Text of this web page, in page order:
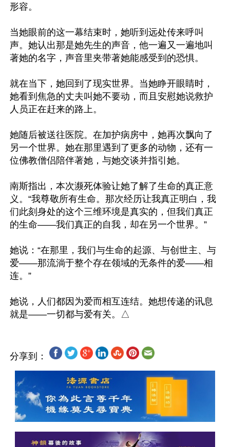
形容。
当她眼前的这一幕结束时，她听到远处传来呼叫
声。她认出那是她先生的声音，他一遍又一遍地叫
著她的名字，声音里夹带著她能感受到的恐惧。
就在当下，她回到了现实世界。当她睁开眼睛时，
她看到焦急的丈夫叫她不要动，而且安慰她说救护
人员正在赶来的路上。
她随后被送往医院。在加护病房中，她再次飘向了
另一个世界。她在那里遇到了更多的动物，还有一
位佛教僧侣陪伴著她，与她交谈并指引她。
南斯指出，本次濒死体验让她了解了生命的真正意
义。“我尊敬所有生命。那次经历让我真正明白，我
们此刻身处的这个三维环境是真实的，但我们真正
的生命——我们真正的自我，却在另一个世界。”
她说：“在那里，我们与生命的起源、与创世主、与
爱——那流淌于整个存在领域的无条件的爱——相
连。”
她说，人们都因为爱而相互连结。她想传递的讯息
分享到：